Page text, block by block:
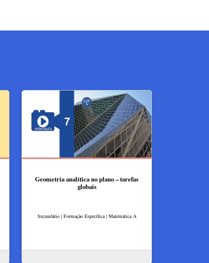
Geometria analítica no plano – tarefas
globais
Secundário | Formação Específica | Matemática A